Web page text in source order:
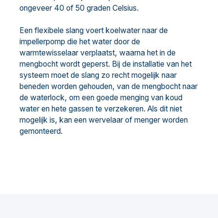
ongeveer 40 of 50 graden Celsius.
Een flexibele slang voert koelwater naar de
impellerpomp die het water door de
warmtewisselaar verplaatst, waarna het in de
mengbocht wordt geperst. Bij de installatie van het
systeem moet de slang zo recht mogelijk naar
beneden worden gehouden, van de mengbocht naar
de waterlock, om een goede menging van koud
water en hete gassen te verzekeren. Als dit niet
mogelijk is, kan een wervelaar of menger worden
gemonteerd.